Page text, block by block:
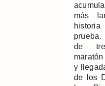
más
de
y
de los